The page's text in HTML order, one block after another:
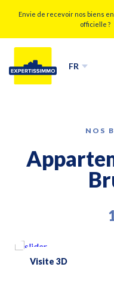
Envie de recevoir nos biens
officielle ?
FR
NOS
Visite 3D